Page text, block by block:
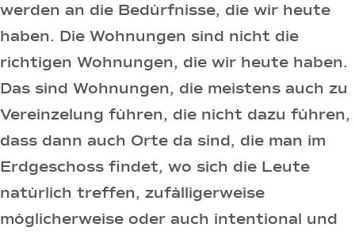
werden an die Bedürfnisse, die wir heute
haben. Die Wohnungen sind nicht die
richtigen Wohnungen, die wir heute haben.
Das sind Wohnungen, die meistens auch zu
Vereinzelung führen, die nicht dazu führen,
dass dann auch Orte da sind, die man im
Erdgeschoss findet, wo sich die Leute
natürlich treffen, zufälligerweise
möglicherweise oder auch intentional und